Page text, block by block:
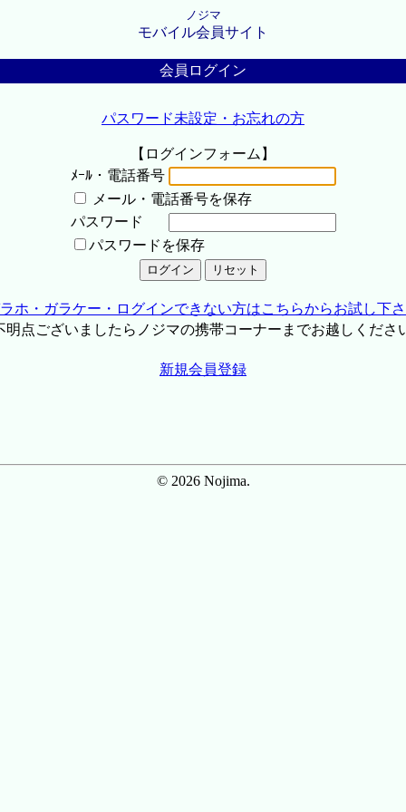
ノジマ
モバイル会員サイト
会員ログイン
パスワード未設定・お忘れの方
【ログインフォーム】
ﾒｰﾙ・電話番号
メール・電話番号を保存
パスワード
パスワードを保存
ホ・ガラケー・ログインできない方はこちらからお試し下
点ございましたらノジマの携帯コーナーまでお越しくださ
新規会員登録
© 2026 Nojima.